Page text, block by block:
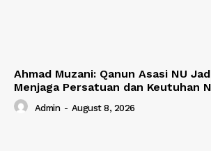
Ahmad Muzani: Qanun Asasi NU
Menjaga Persatuan dan Keutuhan
Admin - August 8, 2026